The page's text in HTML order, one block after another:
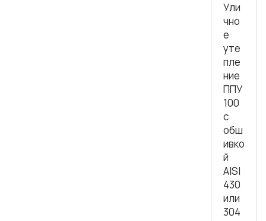
Ули
чно
е
уте
пле
ние
ППУ
100
с
обш
ивко
й
AISI
430
или
304